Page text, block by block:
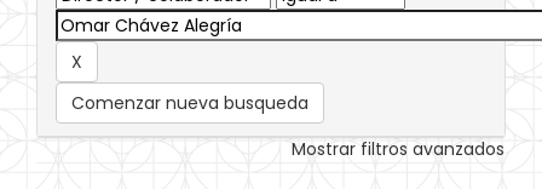
Comenzar nueva busqueda
Mostrar filtros avanzados